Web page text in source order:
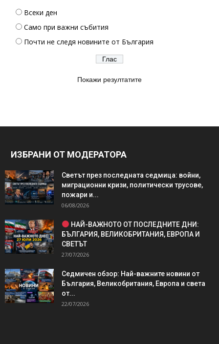
Всеки ден
Само при важни събития
Почти не следя новините от България
Покажи резултатите
ИЗБРАНИ ОТ МОДЕРАТОРА
Светът през последната седмица: войни,
миграционни кризи, политически трусове,
пожари и...
06/08/2026
НАЙ-ВАЖНОТО ОТ ПОСЛЕДНИТЕ ДНИ:
БЪЛГАРИЯ, ВЕЛИКОБРИТАНИЯ, ЕВРОПА И
СВЕТЪТ
27/07/2026
Седмичен обзор: Най-важните новини от
България, Великобритания, Европа и света
от...
22/07/2026